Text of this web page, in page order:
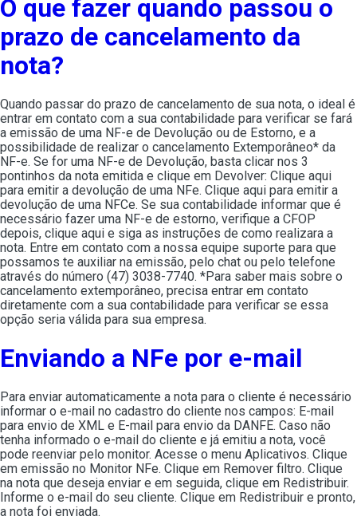
O que fazer quando passou o
prazo de cancelamento da
nota?
Quando passar do prazo de cancelamento de sua nota, o ideal é
entrar em contato com a sua contabilidade para verificar se fará
a emissão de uma NF-e de Devolução ou de Estorno, e a
possibilidade de realizar o cancelamento Extemporâneo* da
NF-e. Se for uma NF-e de Devolução, basta clicar nos 3
pontinhos da nota emitida e clique em Devolver: Clique aqui
para emitir a devolução de uma NFe. Clique aqui para emitir a
devolução de uma NFCe. Se sua contabilidade informar que é
necessário fazer uma NF-e de estorno, verifique a CFOP
depois, clique aqui e siga as instruções de como realizara a
nota. Entre em contato com a nossa equipe suporte para que
possamos te auxiliar na emissão, pelo chat ou pelo telefone
através do número (47) 3038-7740. *Para saber mais sobre o
cancelamento extemporâneo, precisa entrar em contato
diretamente com a sua contabilidade para verificar se essa
opção seria válida para sua empresa.
Enviando a NFe por e-mail
Para enviar automaticamente a nota para o cliente é necessário
informar o e-mail no cadastro do cliente nos campos: E-mail
para envio de XML e E-mail para envio da DANFE. Caso não
tenha informado o e-mail do cliente e já emitiu a nota, você
pode reenviar pelo monitor. Acesse o menu Aplicativos. Clique
em emissão no Monitor NFe. Clique em Remover filtro. Clique
na nota que deseja enviar e em seguida, clique em Redistribuir.
Informe o e-mail do seu cliente. Clique em Redistribuir e pronto,
a nota foi enviada.